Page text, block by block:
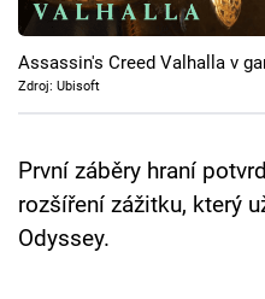
TV Program
Přihlášení
Assassin's Creed Valhalla v
Zdroj: Ubisoft
První záběry hraní
rozšíření zážitku, který
Odyssey.